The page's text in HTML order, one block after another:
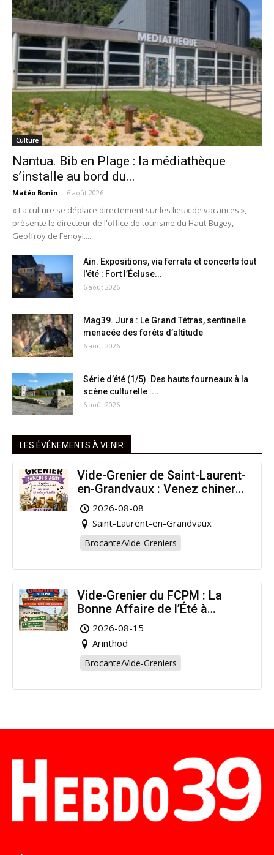
Culture
Nantua. Bib en Plage : la médiathèque
s’installe au bord du...
Matéo Bonin - 6 août 2026
« La culture se déplace directement sur les lieux de vacances »,
présente le directeur de l'office de tourisme du Haut-Bugey,
Geoffroy de Fenoyl....
Ain. Expositions, via ferrata et concerts tout
l’été : Fort l’Écluse...
6 août 2026
Mag39. Jura : Le Grand Tétras, sentinelle
menacée des forêts d’altitude
6 août 2026
Série d’été (1/5). Des hauts fourneaux à la
scène culturelle :...
6 août 2026
LES ÉVÉNEMENTS À VENIR
Vide-Grenier de Saint-Laurent-
en-Grandvaux : Venez chiner
pour la bonne cause !
2026-08-08
Saint-Laurent-en-Grandvaux
Brocante/Vide-Greniers
Vide-Grenier du FCPM : La
Bonne Affaire de l’Été à
Arinthod !
2026-08-15
Arinthod
Brocante/Vide-Greniers